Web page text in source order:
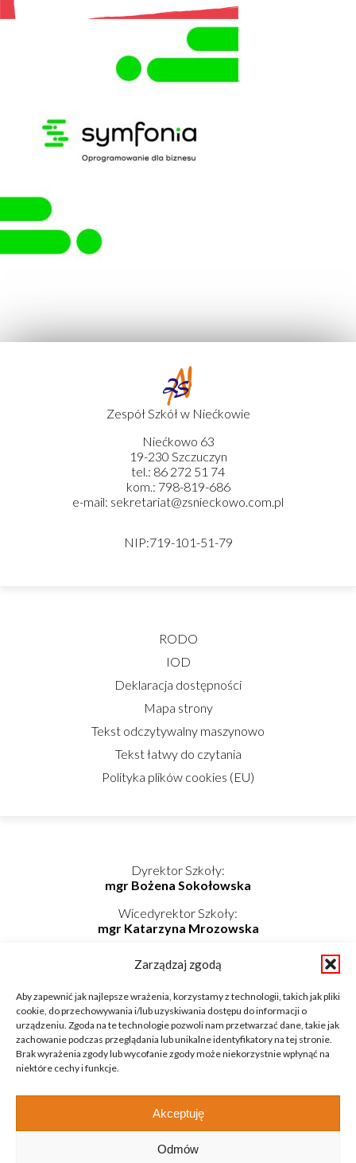
Zarządzaj zgodą
Aby zapewnić jak najlepsze wrażenia, korzystamy z technologii, takich jak pliki
cookie, do przechowywania i/lub uzyskiwania dostępu do informacji o
urządzeniu. Zgoda na te technologie pozwoli nam przetwarzać dane, takie jak
zachowanie podczas przeglądania lub unikalne identyfikatory na tej stronie.
Brak wyrażenia zgody lub wycofanie zgody może niekorzystnie wpłynąć na
niektóre cechy i funkcje.
Akceptuję
Odmów
Zespół Szkół w Niećkowie
Niećkowo 63
19-230 Szczuczyn
tel.: 86 272 51 74
kom.: 798-819-686
e-mail: sekretariat@zsnieckowo.com.pl
NIP:719-101-51-79
RODO
IOD
Deklaracja dostępności
Mapa strony
Tekst odczytywalny maszynowo
Tekst łatwy do czytania
Polityka plików cookies (EU)
Dyrektor Szkoły:
mgr Bożena Sokołowska
Wicedyrektor Szkoły:
mgr Katarzyna Mrozowska
mgr Elwira Kołaczyńska-Bogdan
Telefon komórkowy: 798-819-687
E-mail: internat@zsnieckowo.com.pl